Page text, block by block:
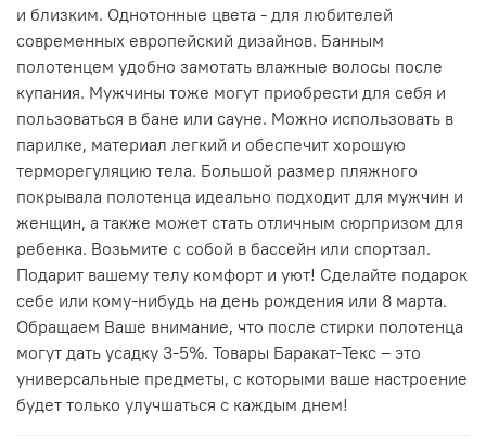
и близким. Однотонные цвета - для любителей
современных европейский дизайнов. Банным
полотенцем удобно замотать влажные волосы после
купания. Мужчины тоже могут приобрести для себя и
пользоваться в бане или сауне. Можно использовать в
парилке, материал легкий и обеспечит хорошую
терморегуляцию тела. Большой размер пляжного
покрывала полотенца идеально подходит для мужчин и
женщин, а также может стать отличным сюрпризом для
ребенка. Возьмите с собой в бассейн или спортзал.
Подарит вашему телу комфорт и уют! Сделайте подарок
себе или кому-нибудь на день рождения или 8 марта.
Обращаем Ваше внимание, что после стирки полотенца
могут дать усадку 3-5%. Товары Баракат-Текс – это
универсальные предметы, с которыми ваше настроение
будет только улучшаться с каждым днем!